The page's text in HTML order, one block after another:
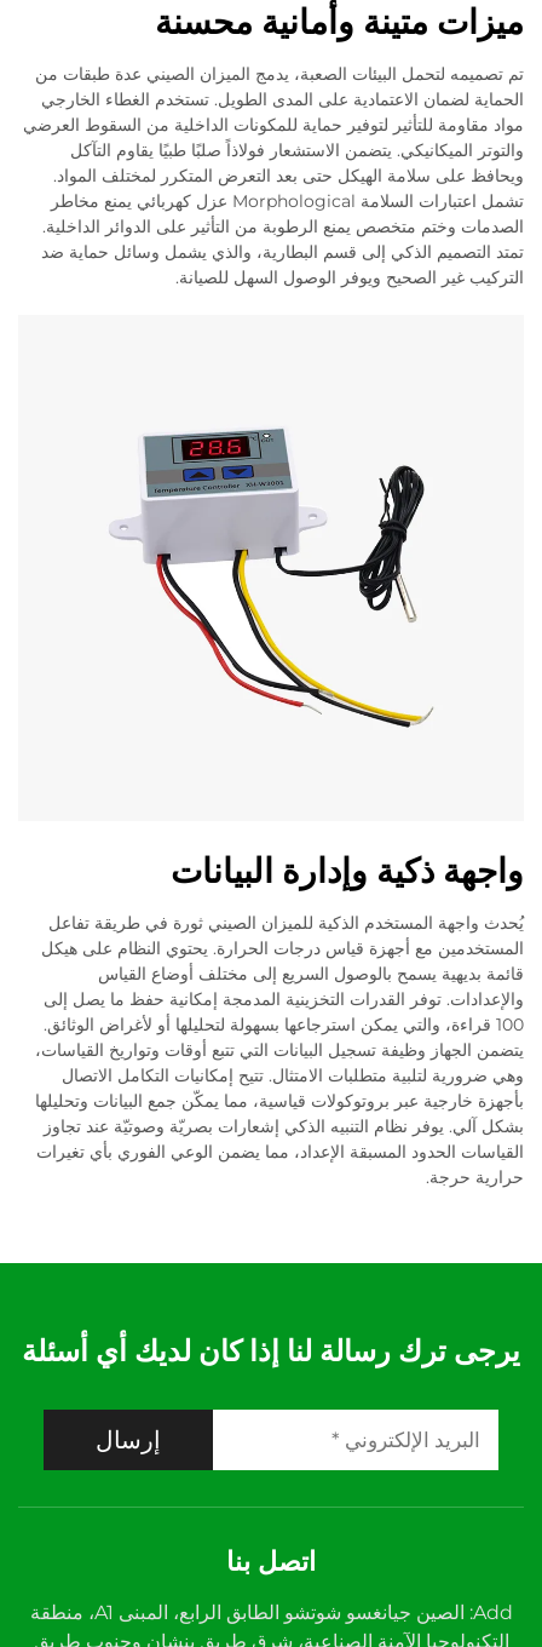
ميزات متينة وأمانية محسنة
تم تصميمه لتحمل البيئات الصعبة، يدمج الميزان الصيني عدة طبقات من
الحماية لضمان الاعتمادية على المدى الطويل. تستخدم الغطاء الخارجي
مواد مقاومة للتأثير لتوفير حماية للمكونات الداخلية من السقوط العرضي
والتوتر الميكانيكي. يتضمن الاستشعار فولاذاً صلبًا طبيًا يقاوم التآكل
ويحافظ على سلامة الهيكل حتى بعد التعرض المتكرر لمختلف المواد.
تشمل اعتبارات السلامة Morphological عزل كهربائي يمنع مخاطر
الصدمات وختم متخصص يمنع الرطوبة من التأثير على الدوائر الداخلية.
تمتد التصميم الذكي إلى قسم البطارية، والذي يشمل وسائل حماية ضد
التركيب غير الصحيح ويوفر الوصول السهل للصيانة.
واجهة ذكية وإدارة البيانات
يُحدث واجهة المستخدم الذكية للميزان الصيني ثورة في طريقة تفاعل
المستخدمين مع أجهزة قياس درجات الحرارة. يحتوي النظام على هيكل
قائمة بديهية يسمح بالوصول السريع إلى مختلف أوضاع القياس
والإعدادات. توفر القدرات التخزينية المدمجة إمكانية حفظ ما يصل إلى
100 قراءة، والتي يمكن استرجاعها بسهولة لتحليلها أو لأغراض الوثائق.
يتضمن الجهاز وظيفة تسجيل البيانات التي تتبع أوقات وتواريخ القياسات،
وهي ضرورية لتلبية متطلبات الامتثال. تتيح إمكانيات التكامل الاتصال
بأجهزة خارجية عبر بروتوكولات قياسية، مما يمكّن جمع البيانات وتحليلها
بشكل آلي. يوفر نظام التنبيه الذكي إشعارات بصريّة وصوتيّة عند تجاوز
القياسات الحدود المسبقة الإعداد، مما يضمن الوعي الفوري بأي تغيرات
حرارية حرجة.
يرجى ترك رسالة لنا إذا كان لديك أي أسئلة
إرسال
اتصل بنا
Add: الصين جيانغسو شوتشو الطابق الرابع، المبنى A1، منطقة
التكنولوجيا الآمنة الصناعية، شرق طريق ينشان وجنوب طريق